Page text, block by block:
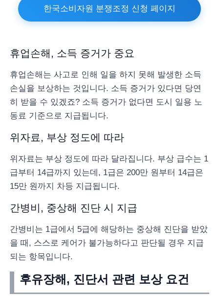
한국소비자원 분쟁조정 신청 페이지
휴업손해, 소득 증거가 중요
휴업손해는 사고로 인해 일을 하지 못해 발생한 소득
손실을 보상하는 것입니다. 소득 증거가 있다면 당연
히 받을 수 있겠죠? 소득 증거가 없다면 도시 일용 노
동료 기준으로 지급됩니다.
위자료, 부상 정도에 따라
위자료는 부상 정도에 따라 달라집니다. 부상 급수는 1
급부터 14급까지 있는데, 1급은 200만 원부터 14급은
15만 원까지 차등 지급됩니다.
간병비, 중상해 진단 시 지급
간병비는 1급에서 5급에 해당하는 중상해 진단을 받았
을 때, 스스로 케어가 불가능하다고 판단될 경우 지급
되는 항목입니다.
후유장해, 진단서 관련 보상 요건